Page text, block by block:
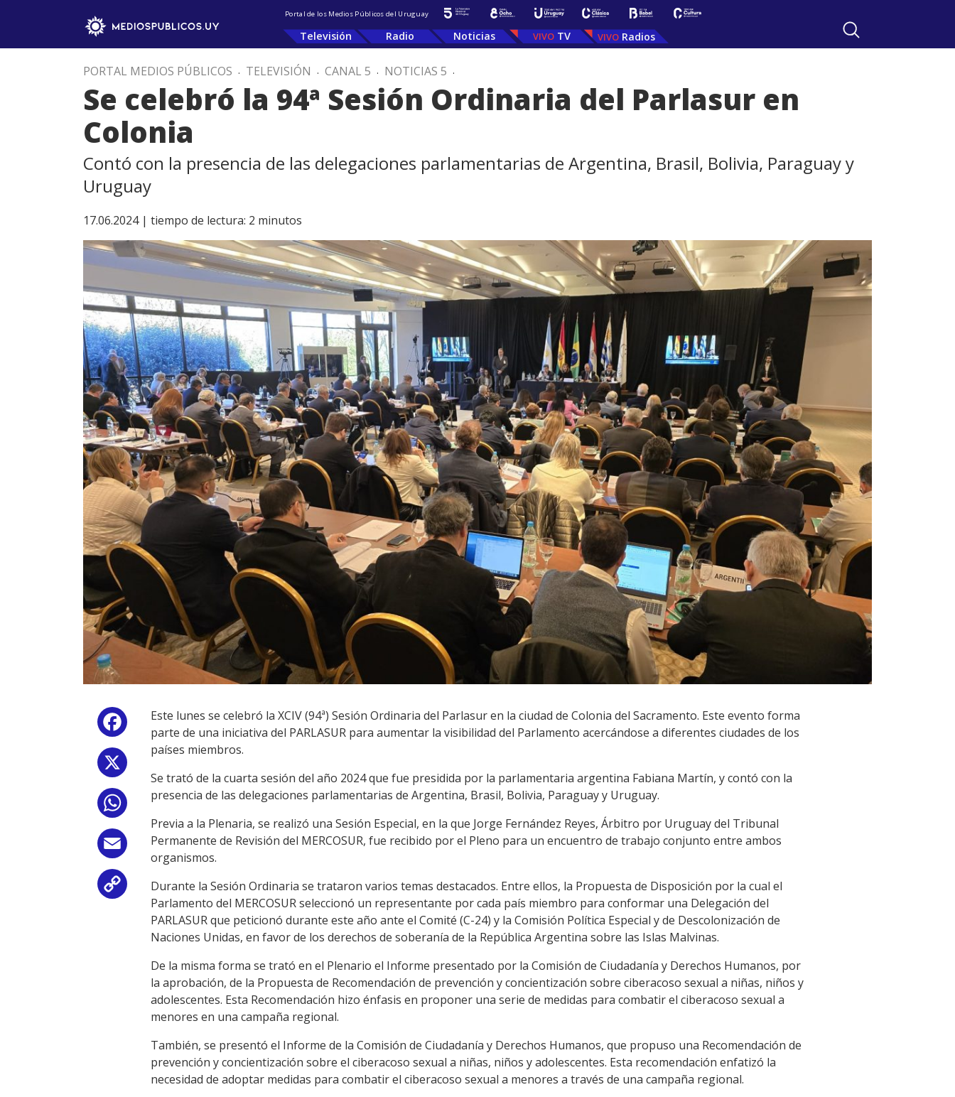
Portal de los Medios Públicos del Uruguay
Televisión Radio Noticias TV Radios
PORTAL MEDIOS PÚBLICOS . TELEVISIÓN . CANAL 5 . NOTICIAS 5 .
Se celebró la 94ª Sesión Ordinaria del Parlasur en
Colonia
Contó con la presencia de las delegaciones parlamentarias de Argentina, Brasil, Bolivia, Paraguay y
Uruguay
17.06.2024 | tiempo de lectura: 2 minutos
Facebook
WhatsApp
Email
Copy
Link
Este lunes se celebró la XCIV (94ª) Sesión Ordinaria del Parlasur en la ciudad de Colonia del Sacramento. Este evento forma
parte de una iniciativa del PARLASUR para aumentar la visibilidad del Parlamento acercándose a diferentes ciudades de los
países miembros.
Se trató de la cuarta sesión del año 2024 que fue presidida por la parlamentaria argentina Fabiana Martín, y contó con la
presencia de las delegaciones parlamentarias de Argentina, Brasil, Bolivia, Paraguay y Uruguay.
Previa a la Plenaria, se realizó una Sesión Especial, en la que Jorge Fernández Reyes, Árbitro por Uruguay del Tribunal
Permanente de Revisión del MERCOSUR, fue recibido por el Pleno para un encuentro de trabajo conjunto entre ambos
organismos.
Durante la Sesión Ordinaria se trataron varios temas destacados. Entre ellos, la Propuesta de Disposición por la cual el
Parlamento del MERCOSUR seleccionó un representante por cada país miembro para conformar una Delegación del
PARLASUR que peticionó durante este año ante el Comité (C-24) y la Comisión Política Especial y de Descolonización de
Naciones Unidas, en favor de los derechos de soberanía de la República Argentina sobre las Islas Malvinas.
De la misma forma se trató en el Plenario el Informe presentado por la Comisión de Ciudadanía y Derechos Humanos, por
la aprobación, de la Propuesta de Recomendación de prevención y concientización sobre ciberacoso sexual a niñas, niños y
adolescentes. Esta Recomendación hizo énfasis en proponer una serie de medidas para combatir el ciberacoso sexual a
menores en una campaña regional.
También, se presentó el Informe de la Comisión de Ciudadanía y Derechos Humanos, que propuso una Recomendación de
prevención y concientización sobre el ciberacoso sexual a niñas, niños y adolescentes. Esta recomendación enfatizó la
necesidad de adoptar medidas para combatir el ciberacoso sexual a menores a través de una campaña regional.